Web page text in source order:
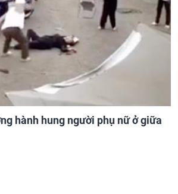
hành hung người phụ nữ ở giữa